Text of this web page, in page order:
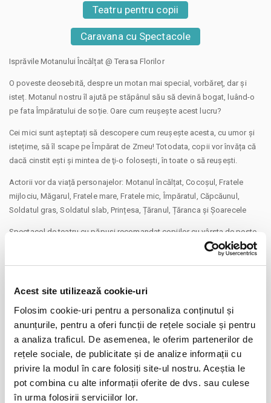
Acest site utilizează cookie-uri
Folosim cookie-uri pentru a personaliza conținutul și
anunțurile, pentru a oferi funcții de rețele sociale și pentru
a analiza traficul. De asemenea, le oferim partenerilor de
rețele sociale, de publicitate și de analize informații cu
privire la modul în care folosiți site-ul nostru. Aceștia le
pot combina cu alte informații oferite de dvs. sau culese
în urma folosirii serviciilor lor.
Teatru pentru copii
Caravana cu Spectacole
Isprăvile Motanului Încălțat @ Terasa Florilor
O poveste deosebită, despre un motan mai special, vorbăreț, dar și
isteț. Motanul nostru îl ajută pe stăpânul său să devină bogat, luând-o
pe fata Împăratului de soție. Oare cum reușește acest lucru?
Cei mici sunt așteptați să descopere cum reușește acesta, cu umor și
istețime, să îl scape pe Împărat de Zmeu! Totodata, copii vor învăța că
dacă cinstit eşti şi mintea de ţi-o foloseşti, în toate o să reuşeşti.
Actorii vor da viață personajelor: Motanul încălțat, Cocoșul, Fratele
mijlociu, Măgarul, Fratele mare, Fratele mic, Împăratul, Căpcăunul,
Soldatul gras, Soldatul slab, Prințesa, Țăranul, Țăranca și Șoarecele
Spectacol de teatru cu păpuși recomandat copiilor cu vârsta de peste
Spectacole la Terasa Florilor (Strada Ion Maiorescu nr 42, Sector 2,
Powered by Teatru la Cinema
#caravanacuspectacole
Va aducem la cunostinta ca pe langa preturile biletelor sau
abonamentelor afisate, pot exista si costuri aditionale ce trebuie
suportate de dvs., respectiv: taxe de intermediere, procesare, emitere
bilet, comisioane, cost de livrare (in cazul in care veti solicita livrarea
CONTINUARE
Distribuie aceasta pagina